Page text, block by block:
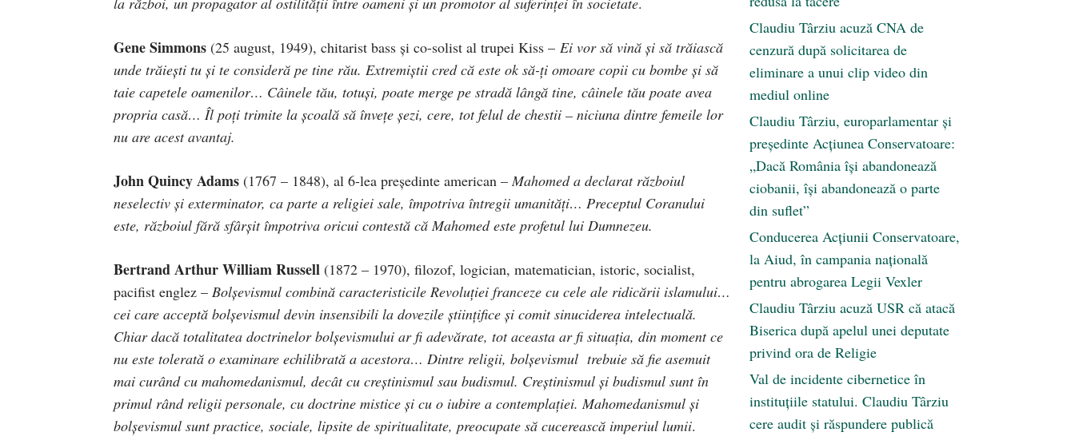
Gene Simmons (25 august, 1949), chitarist bass şi co-solist al trupei Kiss – Ei vor să vină şi să trăiască
unde trăieşti tu şi te consideră pe tine rău. Extremiştii cred că este ok să-ţi omoare copii cu bombe şi să
taie capetele oamenilor… Câinele tău, totuşi, poate merge pe stradă lângă tine, câinele tău poate avea
propria casă… Îl poţi trimite la şcoală să înveţe şezi, cere, tot felul de chestii – niciuna dintre femeile lor
nu are acest avantaj.
John Quincy Adams (1767 – 1848), al 6-lea preşedinte american – Mahomed a declarat războiul
neselectiv şi exterminator, ca parte a religiei sale, împotriva întregii umanităţi… Preceptul Coranului
este, războiul fără sfârşit împotriva oricui contestă că Mahomed este profetul lui Dumnezeu.
Bertrand Arthur William Russell (1872 – 1970), filozof, logician, matematician, istoric, socialist,
pacifist englez – Bolşevismul combină caracteristicile Revoluţiei franceze cu cele ale ridicării islamului…
cei care acceptă bolşevismul devin insensibili la dovezile ştiinţifice şi comit sinuciderea intelectuală.
Chiar dacă totalitatea doctrinelor bolşevismului ar fi adevărate, tot aceasta ar fi situaţia, din moment ce
nu este tolerată o examinare echilibrată a acestora… Dintre religii, bolşevismul trebuie să fie asemuit
mai curând cu mahomedanismul, decât cu creştinismul sau budismul. Creştinismul şi budismul sunt în
primul rând religii personale, cu doctrine mistice şi cu o iubire a contemplaţiei. Mahomedanismul şi
bolşevismul sunt practice, sociale, lipsite de spiritualitate, preocupate să cucerească imperiul lumii.
Claudiu Târziu acuză CNA de
cenzură după solicitarea de
eliminare a unui clip video din
mediul online
Claudiu Târziu, europarlamentar și
președinte Acțiunea Conservatoare:
„Dacă România își abandonează
ciobanii, își abandonează o parte
din suflet”
Conducerea Acțiunii Conservatoare,
la Aiud, în campania națională
pentru abrogarea Legii Vexler
Claudiu Târziu acuză USR că atacă
Biserica după apelul unei deputate
privind ora de Religie
Val de incidente cibernetice în
instituțiile statului. Claudiu Târziu
cere audit și răspundere publică